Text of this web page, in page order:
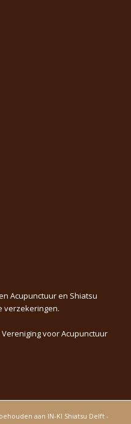
Acupunctuur en Shiatsu
verzekeringen.
voor Acupunctuur
aan IN-KI Shiatsu Delft -